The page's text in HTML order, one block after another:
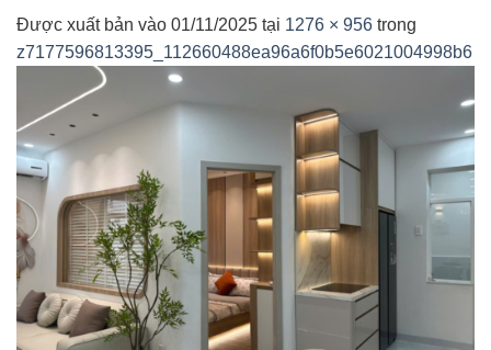
Được xuất bản vào 01/11/2025 tại 1276 × 956 trong
z7177596813395_112660488ea96a6f0b5e6021004998b6